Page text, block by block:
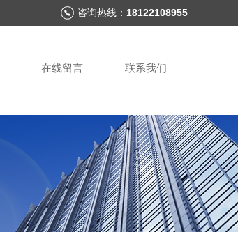
咨询热线： 18122108955
在线留言 联系我们